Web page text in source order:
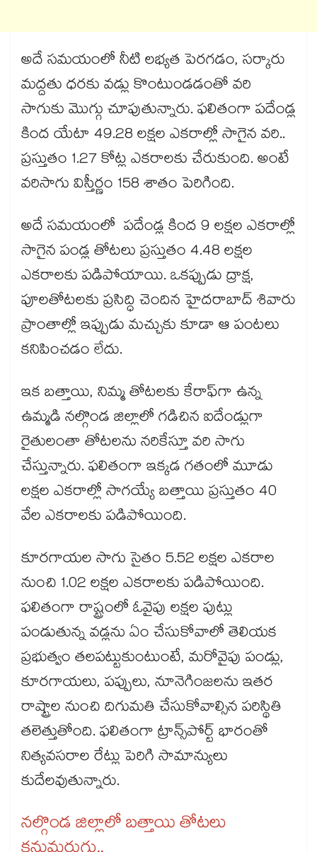
అదే సమయంలో నీటి లభ్యత పెరగడం, సర్కారు
మద్దతు ధరకు వడ్లు కొంటుండడంతో వరి
సాగుకు మొగ్గు చూపుతున్నారు. ఫలితంగా పదేండ్ల
కింద యేటా 49.28 లక్షల ఎకరాల్లో సాగైన వరి..
ప్రస్తుతం 1.27 కోట్ల ఎకరాలకు చేరుకుంది. అంటే
వరిసాగు విస్తీర్ణం 158 శాతం పెరిగింది.
అదే సమయంలో పదేండ్ల కింద 9 లక్షల ఎకరాల్లో
సాగైన పండ్ల తోటలు ప్రస్తుతం 4.48 లక్షల
ఎకరాలకు పడిపోయాయి. ఒకప్పుడు ద్రాక్ష,
పూలతోటలకు ప్రసిద్ధి చెందిన హైదరాబాద్‌‌‌‌‌‌‌‌ శివారు
ప్రాంతాల్లో ఇప్పుడు మచ్చుకు కూడా ఆ పంటలు
కనిపించడం లేదు.
ఇక బత్తాయి, నిమ్మ తోటలకు కేరాఫ్‌‌‌‌‌‌‌‌గా ఉన్న
ఉమ్మడి నల్గొండ జిల్లాలో గడిచిన ఐదేండ్లుగా
రైతులంతా తోటలను నరికేస్తూ వరి సాగు
చేస్తున్నారు. ఫలితంగా ఇక్కడ గతంలో మూడు
లక్షల ఎకరాల్లో సాగయ్యే బత్తాయి ప్రస్తుతం 40
వేల ఎకరాలకు పడిపోయింది.
కూరగాయల సాగు సైతం 5.52 లక్షల ఎకరాల
నుంచి 1.02 లక్షల ఎకరాలకు పడిపోయింది.
ఫలితంగా రాష్ట్రంలో ఓవైపు లక్షల పుట్లు
పండుతున్న వడ్లను ఏం చేసుకోవాలో తెలియక
ప్రభుత్వం తలపట్టుకుంటుంటే, మరోవైపు పండ్లు,
కూరగాయలు, పప్పులు, నూనెగింజలను ఇతర
రాష్ట్రాల నుంచి దిగుమతి చేసుకోవాల్సిన పరిస్థితి
తలెత్తుతోంది. ఫలితంగా ట్రాన్స్​పోర్ట్​ భారంతో
నిత్యవసరాల రేట్లు పెరిగి సామాన్యులు
కుదేలవుతున్నారు.
నల్గొండ జిల్లాలో బత్తాయి తోటలు